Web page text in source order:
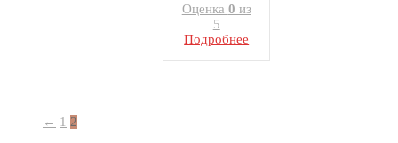
Оценка 0 из
5
Подробнее
← 1 2